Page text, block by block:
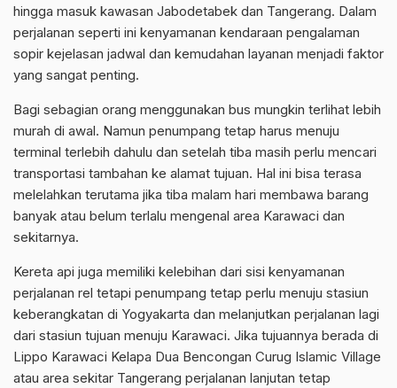
hingga masuk kawasan Jabodetabek dan Tangerang. Dalam
perjalanan seperti ini kenyamanan kendaraan pengalaman
sopir kejelasan jadwal dan kemudahan layanan menjadi faktor
yang sangat penting.
Bagi sebagian orang menggunakan bus mungkin terlihat lebih
murah di awal. Namun penumpang tetap harus menuju
terminal terlebih dahulu dan setelah tiba masih perlu mencari
transportasi tambahan ke alamat tujuan. Hal ini bisa terasa
melelahkan terutama jika tiba malam hari membawa barang
banyak atau belum terlalu mengenal area Karawaci dan
sekitarnya.
Kereta api juga memiliki kelebihan dari sisi kenyamanan
perjalanan rel tetapi penumpang tetap perlu menuju stasiun
keberangkatan di Yogyakarta dan melanjutkan perjalanan lagi
dari stasiun tujuan menuju Karawaci. Jika tujuannya berada di
Lippo Karawaci Kelapa Dua Bencongan Curug Islamic Village
atau area sekitar Tangerang perjalanan lanjutan tetap